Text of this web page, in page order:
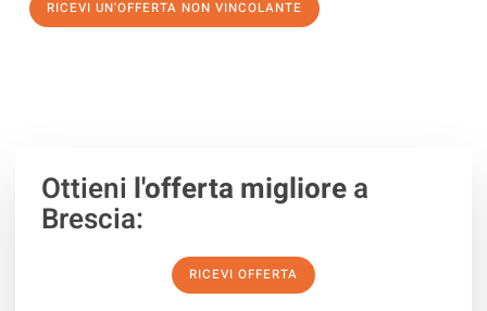
RICEVI UN'OFFERTA NON VINCOLANTE
Ottieni l'offerta migliorea
Brescia:
RICEVI OFFERTA